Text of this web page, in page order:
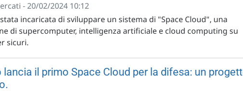
- 20/02/2024 10:12
incaricata di sviluppare un sistema di "Space Cloud", una
di supercomputer, intelligenza artificiale e cloud computing su
sicuri.
lancia il primo Space Cloud per la difesa: un